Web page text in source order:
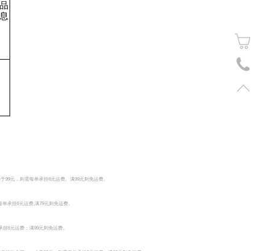
99元，则需每单承担6元运费, 满99元则免运费。
承担6元运费,满79元则免运费。
6元运费；满99元则免运费。